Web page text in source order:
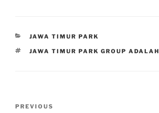
CATEGORIES
JAWA TIMUR PARK
TAGS
JAWA TIMUR PARK GROUP ADALAH
Previous
PREVIOUS